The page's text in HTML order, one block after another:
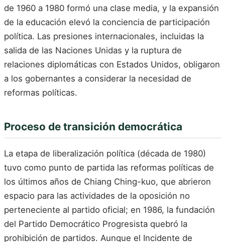
de 1960 a 1980 formó una clase media, y la expansión
de la educación elevó la conciencia de participación
política. Las presiones internacionales, incluidas la
salida de las Naciones Unidas y la ruptura de
relaciones diplomáticas con Estados Unidos, obligaron
a los gobernantes a considerar la necesidad de
reformas políticas.
Proceso de transición democrática
La etapa de liberalización política (década de 1980)
tuvo como punto de partida las reformas políticas de
los últimos años de Chiang Ching-kuo, que abrieron
espacio para las actividades de la oposición no
perteneciente al partido oficial; en 1986, la fundación
del Partido Democrático Progresista quebró la
prohibición de partidos. Aunque el Incidente de